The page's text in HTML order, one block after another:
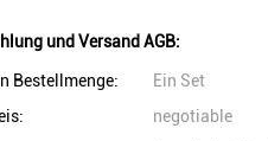
und Versand AGB:
Bestellmenge:
Ein Set
negotiable